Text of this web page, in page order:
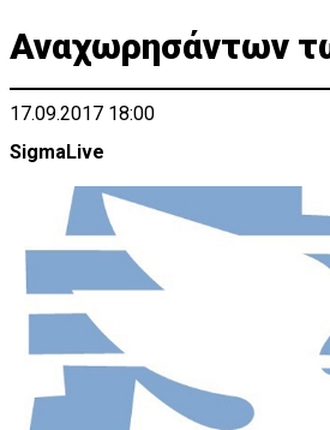
Αναχωρησάντων
17.09.2017 18:00
SigmaLive